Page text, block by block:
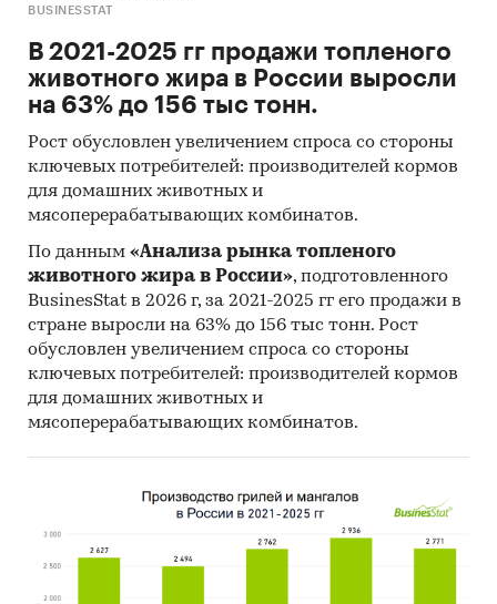
ПРОДАКТС КОМПАНИ`, ООО `РИБИКОМ`, АО
`БРИТИШ АМЕРИКАН ТОБАККО-СПБ`, ООО
`БИЗНЕС РЕНЕССАНС`, ООО `АЛЗ `САРЕПТА`, АО
`ЭКО РЕСУРС`
Выдержки из исследования:
- На российском рынке растительных соков и
экстрактов сформировалась
импортоориентированная модель, большую
часть рынка составляет продукция
зарубежных производителей.
- В структуре рынка растительных соков и
экстрактов в 2021 г. объем импортных поставок
превышал внутреннее производство в 24 раз, а
сальдо торгового баланса было отрицательное
и составляло 1,5 тыс.т.
- Главными игроками среди российских
производителей являются ООО `КИТ ПЛЮС`,
- Лучшие производственные показатели
демонстрирует Северо-Западный ФО с
объемом выпуска продукции, составляющим
BUSINESSTAT
В 2021-2025 гг продажи топленого
животного жира в России выросли
на 63% до 156 тыс тонн.
Рост обусловлен увеличением спроса со стороны
ключевых потребителей: производителей кормов
для домашних животных и
мясоперерабатывающих комбинатов.
По данным «Анализа рынка топленого
животного жира в России», подготовленного
BusinesStat в 2026 г, за 2021-2025 гг его продажи в
стране выросли на 63% до 156 тыс тонн. Рост
обусловлен увеличением спроса со стороны
ключевых потребителей: производителей кормов
для домашних животных и
мясоперерабатывающих комбинатов.